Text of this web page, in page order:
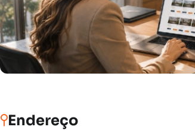
Endereço